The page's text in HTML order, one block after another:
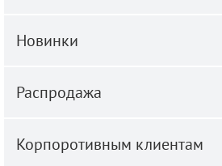
Новинки
Распродажа
Корпоротивным клиентам